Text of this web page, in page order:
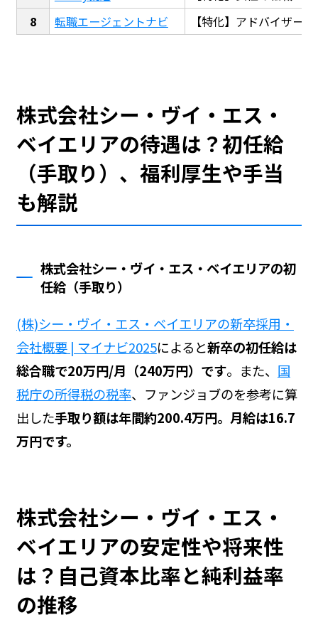
転職エージェントナビ
【特化】アドバイザー
株式会社シー・ヴイ・エス・
ベイエリアの待遇は？初任給
（手取り）、福利厚生や手当
も解説
株式会社シー・ヴイ・エス・ベイエリアの初
任給（手取り）
(株)シー・ヴイ・エス・ベイエリアの新卒採用・
会社概要 | マイナビ2025によると新卒の初任給は
総合職で20万円/月（240万円）です。また、 国
税庁の所得税の税率、ファンジョブのを参考に算
出した手取り額は年間約200.4万円。月給は16.7
万円です。
株式会社シー・ヴイ・エス・
ベイエリアの安定性や将来性
は？自己資本比率と純利益率
の推移